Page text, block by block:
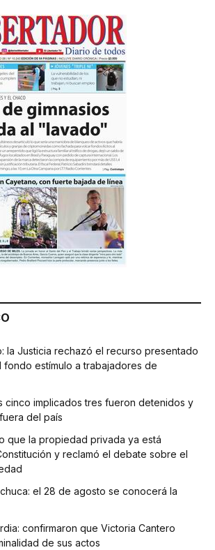
la Justicia rechazó el recurso presentado
estímulo a trabajadores de
cinco implicados tres fueron detenidos y
del país
que la propiedad privada ya está
y reclamó el debate sobre el
el 28 de agosto se conocerá la
confirmaron que Victoria Cantero
de sus actos